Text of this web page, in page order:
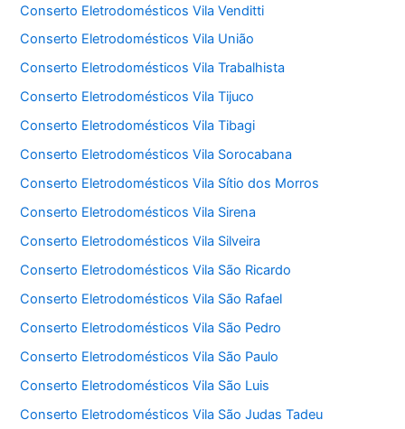
Conserto Eletrodomésticos Vila Venditti
Conserto Eletrodomésticos Vila União
Conserto Eletrodomésticos Vila Trabalhista
Conserto Eletrodomésticos Vila Tijuco
Conserto Eletrodomésticos Vila Tibagi
Conserto Eletrodomésticos Vila Sorocabana
Conserto Eletrodomésticos Vila Sítio dos Morros
Conserto Eletrodomésticos Vila Sirena
Conserto Eletrodomésticos Vila Silveira
Conserto Eletrodomésticos Vila São Ricardo
Conserto Eletrodomésticos Vila São Rafael
Conserto Eletrodomésticos Vila São Pedro
Conserto Eletrodomésticos Vila São Paulo
Conserto Eletrodomésticos Vila São Luis
Conserto Eletrodomésticos Vila São Judas Tadeu